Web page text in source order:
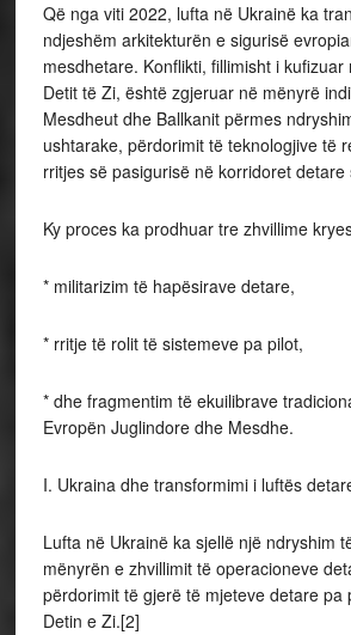
Që nga viti 2022, lufta në Ukrainë ka
ndjeshëm arkitekturën e sigurisë
mesdhetare. Konflikti, fillimisht i
Detit të Zi, është zgjeruar në mënyrë
Mesdheut dhe Ballkanit përmes
ushtarake, përdorimit të teknologjive të
rritjes së pasigurisë në korridoret detare
Ky proces ka prodhuar tre zhvillime
* militarizim të hapësirave detare,
* rritje të rolit të sistemeve pa pilot,
* dhe fragmentim të ekuilibrave
Evropën Juglindore dhe Mesdhe.
I. Ukraina dhe transformimi i luftës
Lufta në Ukrainë ka sjellë një ndryshim
mënyrën e zhvillimit të operacioneve
përdorimit të gjerë të mjeteve detare pa
Detin e Zi.[2]